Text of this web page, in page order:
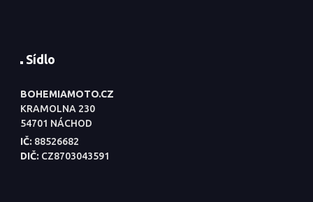
Sídlo
BOHEMIAMOTO.CZ
KRAMOLNA 230
54701 NÁCHOD
IČ: 88526682
DIČ: CZ8703043591